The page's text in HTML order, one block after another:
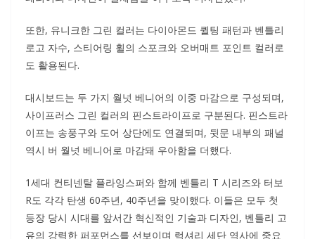
또한, 유니크한 그린 컬러는 다이아몬드 퀼팅 패턴과 벤틀리
로고 자수, 스티어링 휠의 스포크와 오버매트 포인트 컬러로
도 활용된다.
대시보드는 두 가지 월넛 베니어의 이중 마감으로 구성되며,
사이프러스 그린 컬러의 핀스트라이프로 구분된다. 핀스트라
이프는 송풍구와 도어 상단에도 연결되며, 뒷문 내부의 패널
역시 버 월넛 베니어로 마감돼 우아함을 더했다.
1세대 컨티넨탈 플라잉스퍼와 함께 벤틀리 T 시리즈와 터보
R도 각각 탄생 60주년, 40주년을 맞이했다. 이들은 모두 첫
등장 당시 시대를 앞서간 혁신적인 기술과 디자인, 벤틀리 고
유의 강력한 퍼포먼스를 선보이며 럭셔리 세단 역사에 중요